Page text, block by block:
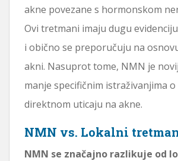
akne povezane s hormonskom
Ovi tretmani imaju dugu
i obično se preporučuju na
akni. Nasuprot tome, NMN je
manje specifičnim istraživanjima
direktnom uticaju na akne.
NMN vs. Lokalni
NMN se značajno razlikuje od